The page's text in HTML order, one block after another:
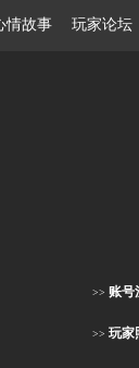
情故事 玩家论坛
>> 账号
>> 玩家